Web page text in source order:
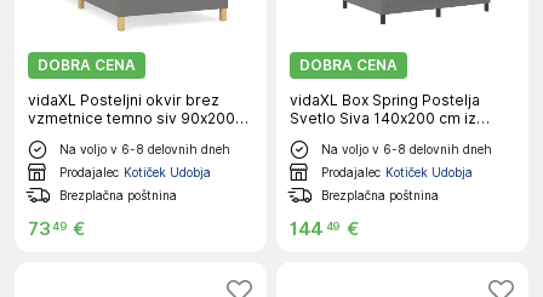
DOBRA CENA
vidaXL Posteljni okvir brez
vzmetnice temno siv 90x200
cm blago
Na voljo v 6-8 delovnih dneh
Prodajalec Kotiček Udobja
Brezplačna poštnina
7349 €
DOBRA CENA
vidaXL Box Spring Postelja
Svetlo Siva 140x200 cm iz
Kodrasto Tkanine
Na voljo v 6-8 delovnih dneh
Prodajalec Kotiček Udobja
Brezplačna poštnina
144 49 €